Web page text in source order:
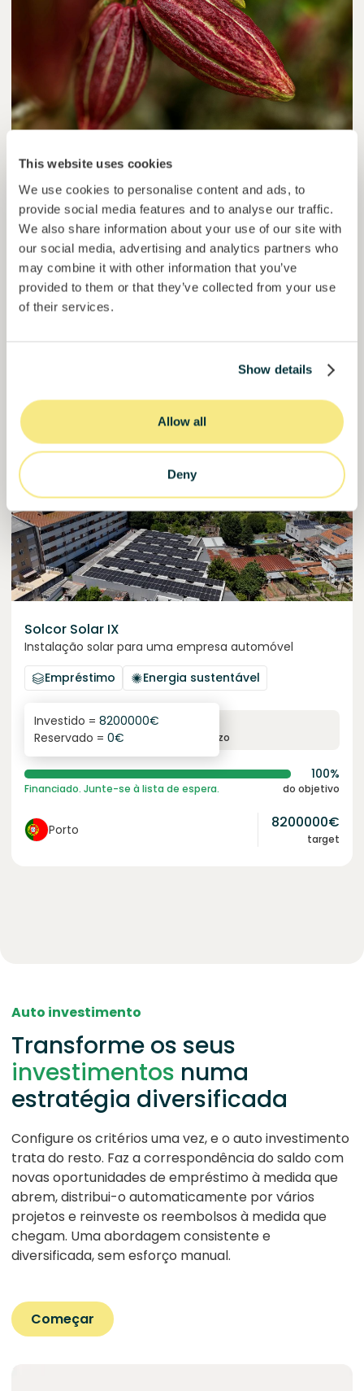
This website uses cookies
We use cookies to personalise content and ads, to
provide social media features and to analyse our traffic.
We also share information about your use of our site with
our social media, advertising and analytics partners who
may combine it with other information that you’ve
provided to them or that they’ve collected from your use
of their services.
Show details
Allow all
Deny
Colcocoa II
Cacau certificado para comunidades resilientes.
Empréstimo
Sistemas agroalimentares
6.1 %
juro anual
6
prazo
Investido = 15136681 €
Reservado = 15000€
30000000€
target
Financiado
Solcor Solar IX
Instalação solar para uma empresa automóvel
Empréstimo
Energia sustentável
6.1%
juro anual prazo
Investido = 8200000€
Reservado = 0€
100%
Financiado. Junte-se à lista de espera. do objetivo
Porto 8200000€
target
Auto investimento
Transforme os seus
investimentos numa
estratégia diversificada
Configure os critérios uma vez, e o auto investimento
trata do resto. Faz a correspondência do saldo com
novas oportunidades de empréstimo à medida que
abrem, distribui-o automaticamente por vários
projetos e reinveste os reembolsos à medida que
chegam. Uma abordagem consistente e
diversificada, sem esforço manual.
Começar